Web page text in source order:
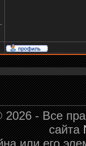
- Все
сайта
или его